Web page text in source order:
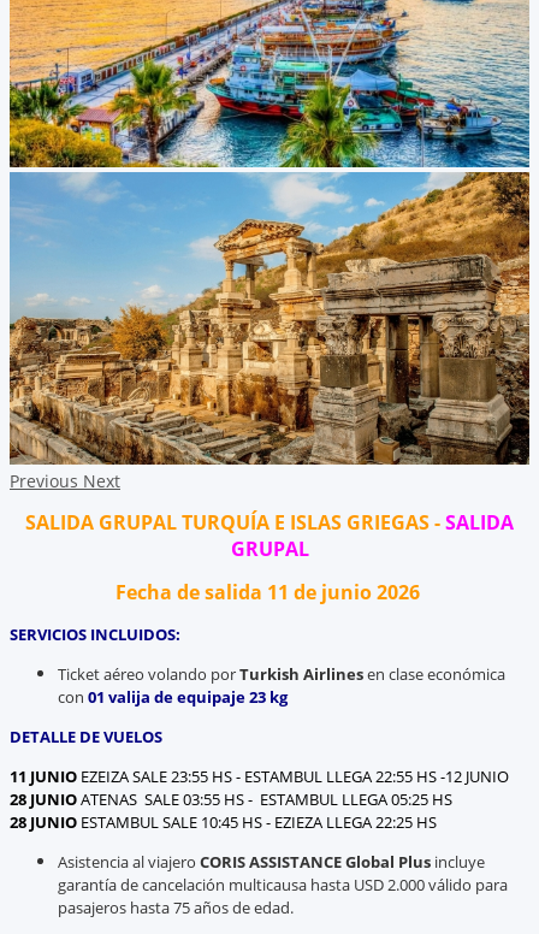
Previous Next
SALIDA GRUPAL TURQUÍA E ISLAS GRIEGAS -SALIDA
GRUPAL
Fecha de salida 11 de junio 2026
SERVICIOS INCLUIDOS:
Ticket aéreo volando porTurkish Airlinesen clase económica
con 01 valija de equipaje 23 kg
DETALLE DE VUELOS
11 JUNIO EZEIZA SALE 23:55 HS - ESTAMBUL LLEGA 22:55 HS -12 JUNIO
28 JUNIOATENAS SALE 03:55 HS - ESTAMBUL LLEGA 05:25 HS
28 JUNIO ESTAMBUL SALE 10:45 HS - EZIEZA LLEGA 22:25 HS
Asistencia al viajero CORISASSISTANCE Global Plus incluye
garantía de cancelación multicausa hasta USD 2.000 válido para
pasajeros hasta 75 años de edad.